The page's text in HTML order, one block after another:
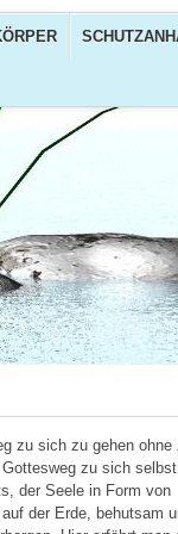
zu sich zu gehen ohne
zu sich
der Seele in Form von
der Erde, behutsam